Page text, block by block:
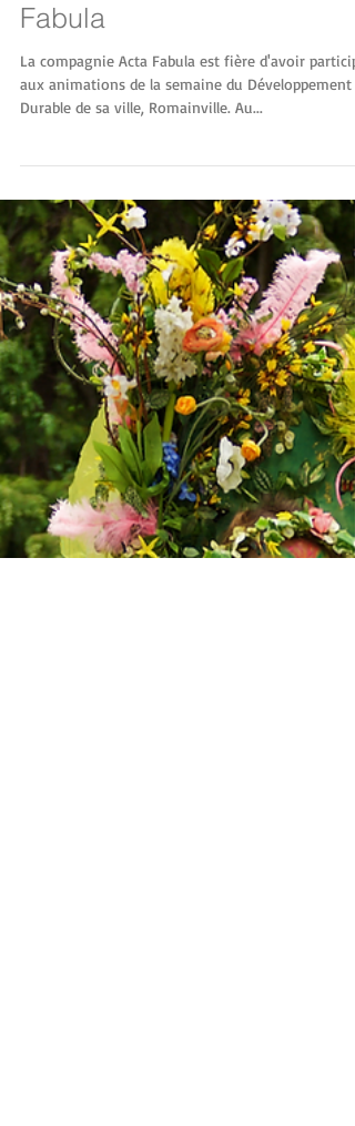
Développement Durable, à
Romainville avec Acta
Fabula
La compagnie Acta Fabula est fière d'avoir
aux animations de la semaine du Développement
Durable de sa ville, Romainville. Au...